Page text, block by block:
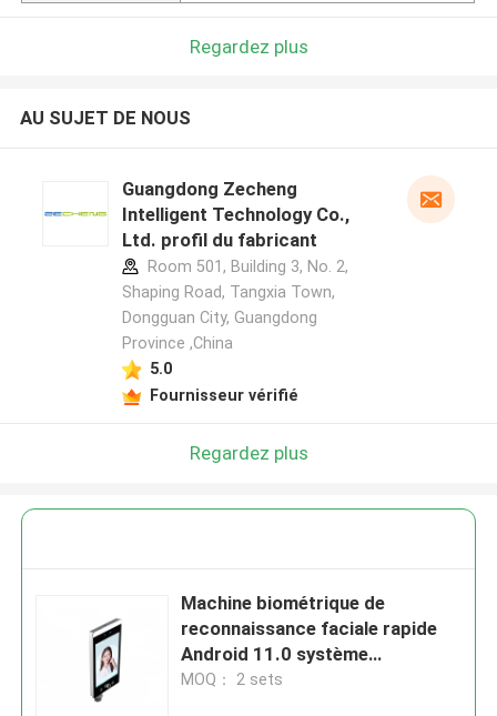
Regardez plus
AU SUJET DE NOUS
Guangdong Zecheng
Intelligent Technology Co.,
Ltd. profil du fabricant
Room 501, Building 3, No. 2,
Shaping Road, Tangxia Town,
Dongguan City, Guangdong
Province ,China
5.0
Fournisseur vérifié
Regardez plus
Machine biométrique de
reconnaissance faciale rapide
Android 11.0 système
d'exploitation
MOQ： 2 sets